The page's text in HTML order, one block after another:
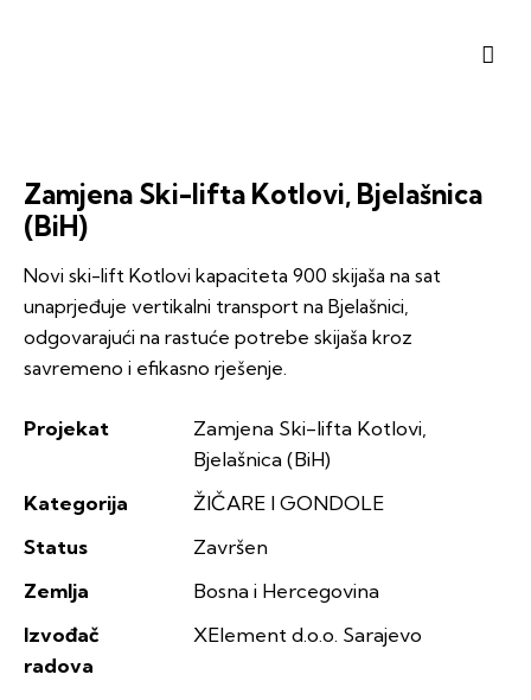
Zamjena Ski-lifta Kotlovi, Bjelašnica
(BiH)
Novi ski-lift Kotlovi kapaciteta 900 skijaša na sat
unaprjeđuje vertikalni transport na Bjelašnici,
odgovarajući na rastuće potrebe skijaša kroz
savremeno i efikasno rješenje.
Projekat
Zamjena Ski-lifta Kotlovi,
Bjelašnica (BiH)
Kategorija
ŽIČARE I GONDOLE
Status
Završen
Zemlja
Bosna i Hercegovina
Izvođač
radova
XElement d.o.o. Sarajevo